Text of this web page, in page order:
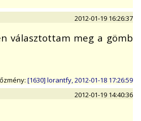
2012-01-19 16:26:37
választottam meg a gömb
[1630] lorantfy, 2012-01-18 17:26:59
2012-01-19 14:40:36